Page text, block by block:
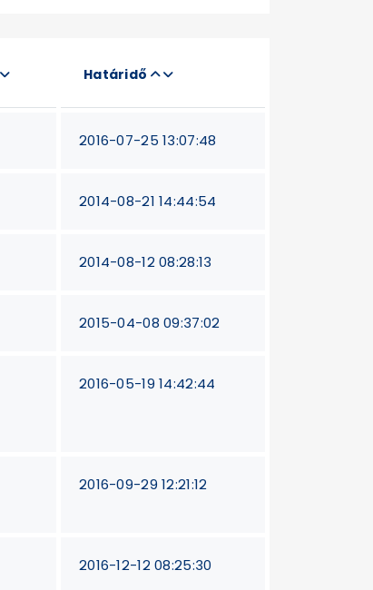
Határidő
2016-07-25 13:07:48
2014-08-21 14:44:54
2014-08-12 08:28:13
2015-04-08 09:37:02
2016-05-19 14:42:44
2016-09-29 12:21:12
2016-12-12 08:25:30